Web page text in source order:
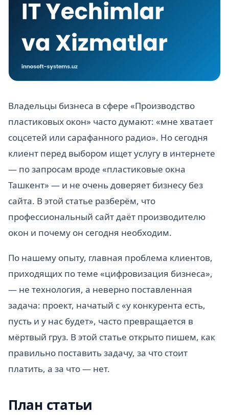
Владельцы бизнеса в сфере «Производство
пластиковых окон» часто думают: «мне хватает
соцсетей или сарафанного радио». Но сегодня
клиент перед выбором ищет услугу в интернете
— по запросам вроде «пластиковые окна
Ташкент» — и не очень доверяет бизнесу без
сайта. В этой статье разберём, что
профессиональный сайт даёт производителю
окон и почему он сегодня необходим.
По нашему опыту, главная проблема клиентов,
приходящих по теме «цифровизация бизнеса»,
— не технология, а неверно поставленная
задача: проект, начатый с «у конкурента есть,
пусть и у нас будет», часто превращается в
мёртвый груз. В этой статье открыто пишем, как
правильно поставить задачу, за что стоит
платить, а за что — нет.
План статьи